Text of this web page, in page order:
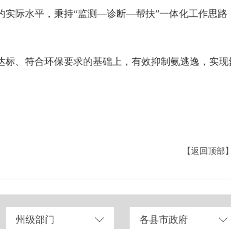
际水平，秉持“监测—诊断—帮扶”一体化工作思路
、符合环保要求的基础上，有效抑制氨逃逸，实
【返回顶部】
州级部门 各县市政府